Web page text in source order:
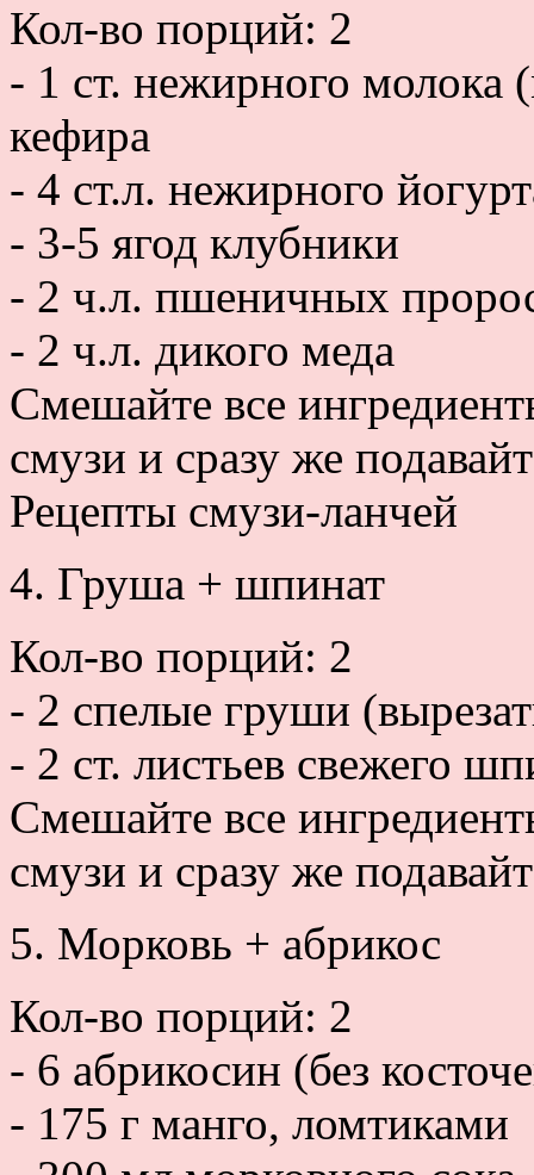
Кол-во порций: 2
- 1 ст. нежирного
кефира
- 4 ст.л. нежирного
- 3-5 ягод клубники
- 2 ч.л. пшеничных
- 2 ч.л. дикого меда
Смешайте все
смузи и сразу же
Рецепты смузи-ланчей
4. Груша + шпинат
Кол-во порций: 2
- 2 спелые груши
- 2 ст. листьев свежего
Смешайте все
смузи и сразу же
5. Морковь + абрикос
Кол-во порций: 2
- 6 абрикосин (без
- 175 г манго, ломтиками